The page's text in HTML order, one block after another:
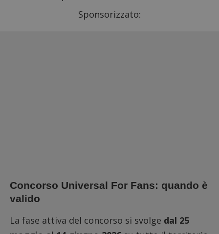
Sponsorizzato:
Concorso Universal For Fans: quando è
valido
La fase attiva del concorso si svolge dal 25